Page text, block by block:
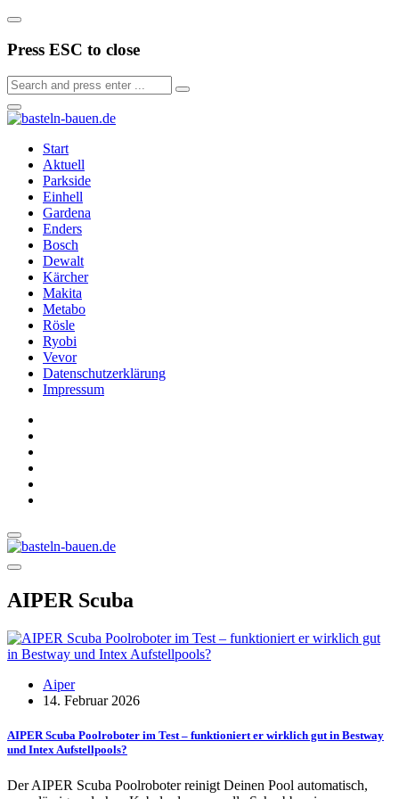
Press ESC to close
Start
Aktuell
Parkside
Einhell
Gardena
Enders
Bosch
Dewalt
Kärcher
Makita
Metabo
Rösle
Ryobi
Vevor
Datenschutzerklärung
Impressum
AIPER Scuba
Aiper
14. Februar 2026
AIPER Scuba Poolroboter im Test – funktioniert er wirklich gut in Bestway
und Intex Aufstellpools?
Der AIPER Scuba Poolroboter reinigt Deinen Pool automatisch,